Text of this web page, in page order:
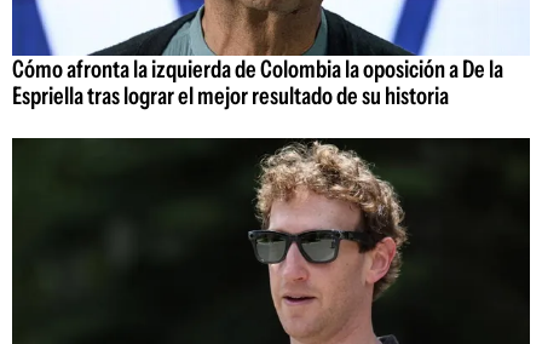
Cómo afronta la izquierda de Colombia la oposición a De la
Espriella tras lograr el mejor resultado de su historia